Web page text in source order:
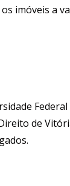
imóveis a
de